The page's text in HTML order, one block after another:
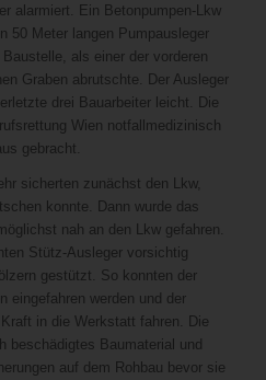
alarmiert. Ein Betonpumpen-Lkw
50 Meter langen Pumpausleger
als einer der vorderen
Graben abrutschte. Der Ausleger
drei Bauarbeiter leicht. Die
Wien notfallmedizinisch
gebracht.
sicherten zunächst den Lkw,
konnte. Dann wurde das
nah an den Lkw gefahren.
Stütz-Ausleger vorsichtig
gestützt. So konnten der
eingefahren werden und der
in die Werkstatt fahren. Die
beschädigtes Baumaterial und
auf dem Rohbau bevor sie